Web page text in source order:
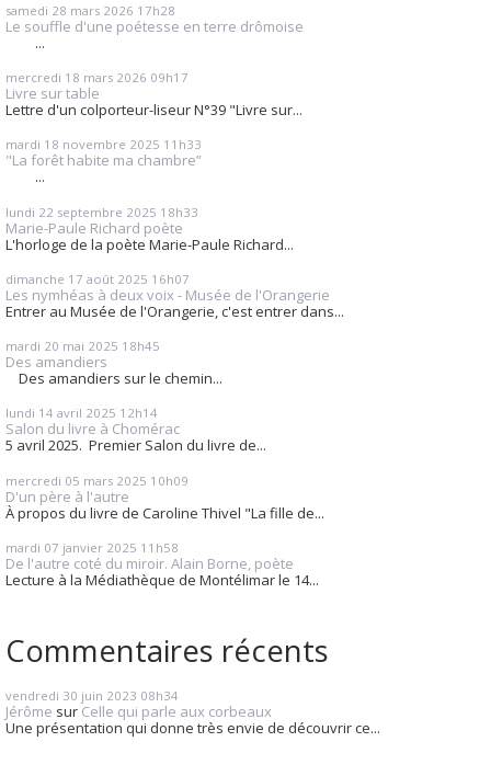
samedi 28 mars 2026 17h28
Le souffle d'une poétesse en terre drômoise
...
mercredi 18 mars 2026 09h17
Livre sur table
Lettre d'un colporteur-liseur N°39 "Livre sur...
mardi 18 novembre 2025 11h33
"La forêt habite ma chambre”
...
lundi 22 septembre 2025 18h33
Marie-Paule Richard poète
L'horloge de la poète Marie-Paule Richard...
dimanche 17 août 2025 16h07
Les nymhéas à deux voix - Musée de l'Orangerie
Entrer au Musée de l'Orangerie, c'est entrer dans...
mardi 20 mai 2025 18h45
Des amandiers
Des amandiers sur le chemin...
lundi 14 avril 2025 12h14
Salon du livre à Chomérac
5 avril 2025. Premier Salon du livre de...
mercredi 05 mars 2025 10h09
D'un père à l'autre
À propos du livre de Caroline Thivel "La fille de...
mardi 07 janvier 2025 11h58
De l'autre coté du miroir. Alain Borne, poète
Lecture à la Médiathèque de Montélimar le 14...
Commentaires récents
vendredi 30 juin 2023 08h34
Jérôme sur Celle qui parle aux corbeaux
Une présentation qui donne très envie de découvrir ce...